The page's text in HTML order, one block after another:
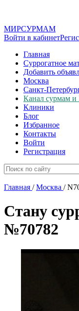
МИРСУРМАМ
Войти в кабинет
Главная
Суррогатное
Добавить
Москва
Санкт-
Канал сурмам
Клиники
Блог
Избранное
Контакты
Войти
Регистрация
Главная / Москва /
Стану
№70782